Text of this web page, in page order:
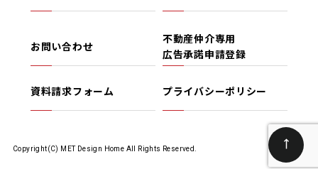
お問い合わせ
不動産仲介専用
広告承諾申請登録
資料請求フォーム プライバシーポリシー
Copyright(C) MET Design Home All Rights Reserved.